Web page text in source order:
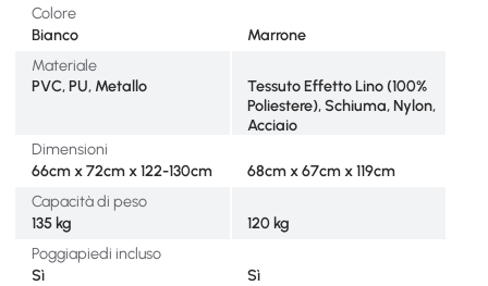
Colore
Bianco
Marrone
Materiale
PVC, PU, Metallo
Tessuto Effetto Lino (100%
Poliestere), Schiuma, Nylon,
Acciaio
Dimensioni
66cm x 72cm x 122-130cm
68cm x 67cm x 119cm
Capacità di peso
135 kg
120 kg
Poggiapiedi incluso
Sì
Sì